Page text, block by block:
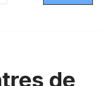
de